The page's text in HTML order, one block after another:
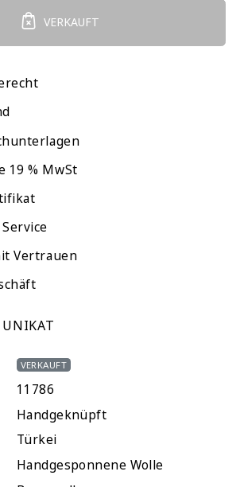
VERKAUFT
19 % MwSt
Vertrauen
VERKAUFT
11786
Handgeknüpft
Türkei
Handgesponnene Wolle